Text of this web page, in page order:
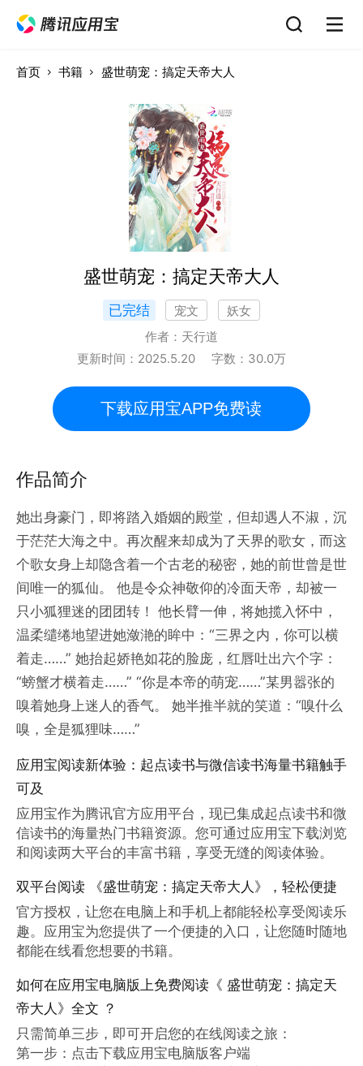
首页 书籍 盛世萌宠：搞定天帝大人
盛世萌宠：搞定天帝大人
已完结 宠文
妖女
作者： 天行道
更新时间： 2025.5.20 字数： 30.0万
下载应用宝APP免费读
作品简介
她出身豪门，即将踏入婚姻的殿堂，但却遇人不淑，沉
于茫茫大海之中。再次醒来却成为了天界的歌女，而这
个歌女身上却隐含着一个古老的秘密，她的前世曾是世
间唯一的狐仙。 他是令众神敬仰的冷面天帝，却被一
只小狐狸迷的团团转！ 他长臂一伸，将她揽入怀中，
温柔缱绻地望进她潋滟的眸中：“三界之内，你可以横
着走……” 她抬起娇艳如花的脸庞，红唇吐出六个字：
“螃蟹才横着走……” “你是本帝的萌宠……”某男嚣张的
嗅着她身上迷人的香气。 她半推半就的笑道：“嗅什么
嗅，全是狐狸味……”
应用宝阅读新体验：起点读书与微信读书海量书籍触手
可及
应用宝作为腾讯官方应用平台，现已集成起点读书和微
信读书的海量热门书籍资源。您可通过应用宝下载浏览
和阅读两大平台的丰富书籍，享受无缝的阅读体验。
双平台阅读 《盛世萌宠：搞定天帝大人》，轻松便捷
官方授权，让您在电脑上和手机上都能轻松享受阅读乐
趣。应用宝为您提供了一个便捷的入口，让您随时随地
都能在线看您想要的书籍。
如何在应用宝电脑版上免费阅读《 盛世萌宠：搞定天
帝大人》全文 ？
只需简单三步，即可开启您的在线阅读之旅：
第一步：点击下载应用宝电脑版客户端